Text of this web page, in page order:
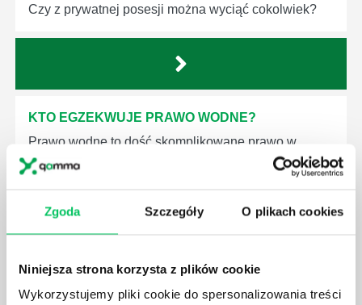
Zgoda Szczegóły O plikach cookies
Niniejsza strona korzysta z plików cookie
Wykorzystujemy pliki cookie do spersonalizowania treści
Czy z prywatnej posesji można wyciąć cokolwiek?
KTO EGZEKWUJE PRAWO WODNE?
Prawo wodne to dość skomplikowane prawo w
ustawodawstwie polskim. Na czym dokładniej ono
polega? Kogo w zasadzie obowiązuje? Jak wygląda
odpowiemy pokrótce poniżej.